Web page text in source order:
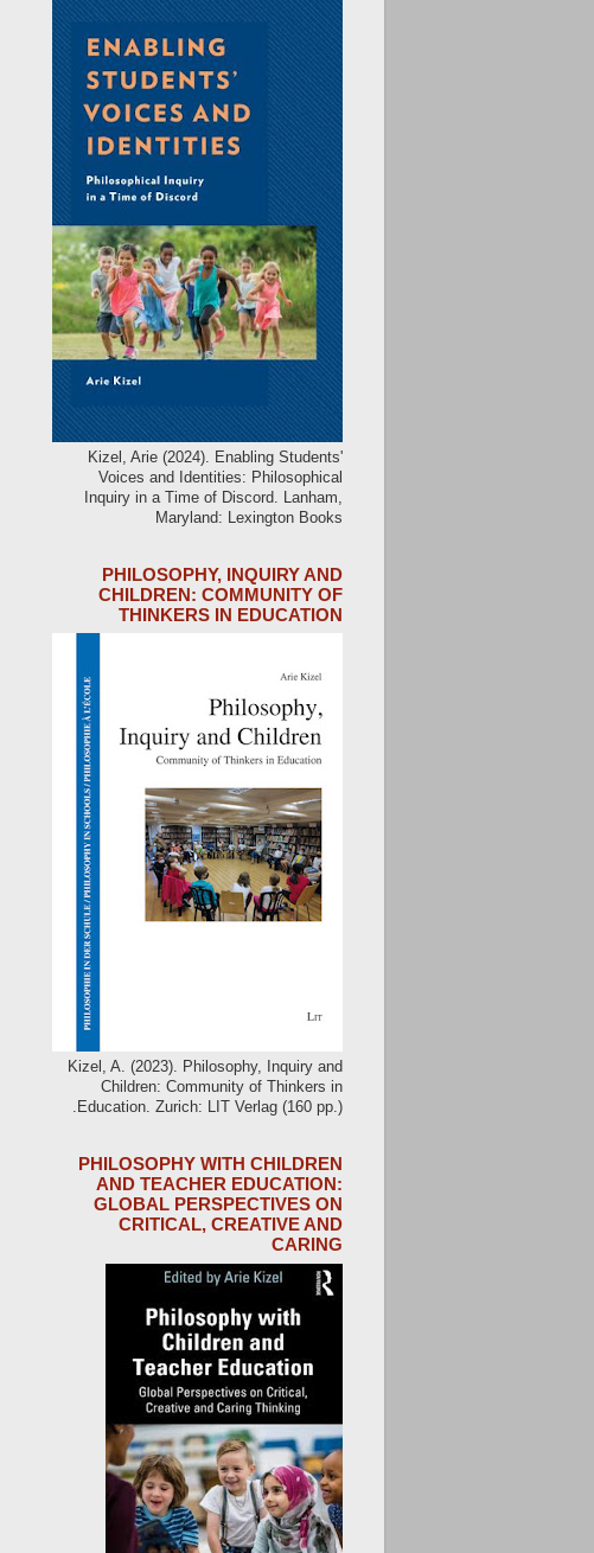
Kizel, Arie (2024). Enabling Students'
Voices and Identities: Philosophical
Inquiry in a Time of Discord. Lanham,
Maryland: Lexington Books
PHILOSOPHY, INQUIRY AND
CHILDREN: COMMUNITY OF
THINKERS IN EDUCATION
Kizel, A. (2023). Philosophy, Inquiry and
Children: Community of Thinkers in
Education. Zurich: LIT Verlag (160 pp.).
PHILOSOPHY WITH CHILDREN
AND TEACHER EDUCATION:
GLOBAL PERSPECTIVES ON
CRITICAL, CREATIVE AND
CARING